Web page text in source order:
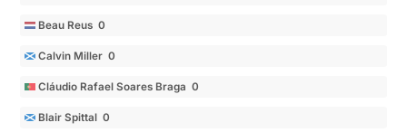
Beau Reus 0
Calvin Miller 0
Cláudio Rafael Soares Braga 0
Blair Spittal 0